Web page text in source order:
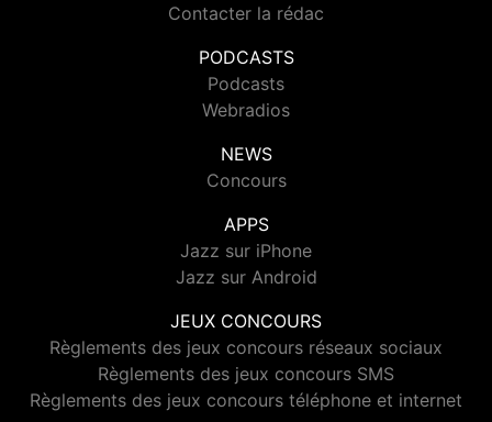
Contacter la rédac
PODCASTS
Podcasts
Webradios
NEWS
Concours
APPS
Jazz sur iPhone
Jazz sur Android
JEUX CONCOURS
Règlements des jeux concours réseaux sociaux
Règlements des jeux concours SMS
Règlements des jeux concours téléphone et internet